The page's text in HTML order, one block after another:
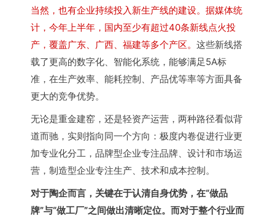
当然，也有企业持续投入新生产线的建设。据媒体统
计，今年上半年，国内至少有超过40条新线点火投
产，覆盖广东、广西、福建等多个产区。 这些新线搭
载了更高的数字化、智能化系统，能够满足5A标
准，在生产效率、能耗控制、产品优等率等方面具备
更大的竞争优势。
无论是重金建窑，还是轻资产运营，两种路径看似背
道而驰，实则指向同一个方向：极度内卷促进行业更
加专业化分工，品牌型企业专注品牌、设计和市场运
营，制造型企业专注生产、技术和成本控制。
对于陶企而言，关键在于认清自身优势，在“做品
牌”与“做工厂”之间做出清晰定位。而对于整个行业而